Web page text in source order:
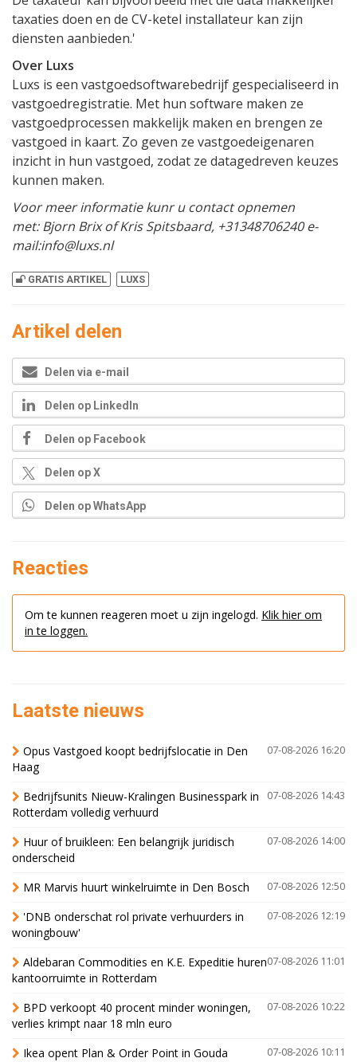
taxaties doen en de CV-ketel installateur kan zijn
diensten aanbieden.'
Over Luxs
Luxs is een vastgoedsoftwarebedrijf gespecialiseerd in
vastgoedregistratie. Met hun software maken ze
vastgoedprocessen makkelijk maken en brengen ze
vastgoed in kaart. Zo geven ze vastgoedeigenaren
inzicht in hun vastgoed, zodat ze datagedreven keuzes
kunnen maken.
Voor meer informatie kunr u contact opnemen
met: Bjorn Brix of Kris Spitsbaard, +31348706240 e-
mail:info@luxs.nl
GRATIS ARTIKEL LUXS
Artikel delen
Delen via e-mail
Delen op LinkedIn
Delen op Facebook
Delen op X
Delen op WhatsApp
Reacties
Om te kunnen reageren moet u zijn ingelogd. Klik hier om
in te loggen.
Laatste nieuws
07-08-2026 16:20
Opus Vastgoed koopt bedrijfslocatie in Den
Haag
07-08-2026 14:43
Bedrijfsunits Nieuw-Kralingen Businesspark in
Rotterdam volledig verhuurd
07-08-2026 14:00
Huur of bruikleen: Een belangrijk juridisch
onderscheid
07-08-2026 12:50
MR Marvis huurt winkelruimte in Den Bosch
07-08-2026 12:19
'DNB onderschat rol private verhuurders in
woningbouw'
07-08-2026 11:01
Aldebaran Commodities en K.E. Expeditie huren
kantoorruimte in Rotterdam
07-08-2026 10:22
BPD verkoopt 40 procent minder woningen,
verlies krimpt naar 18 mln euro
07-08-2026 10:11
Ikea opent Plan & Order Point in Gouda